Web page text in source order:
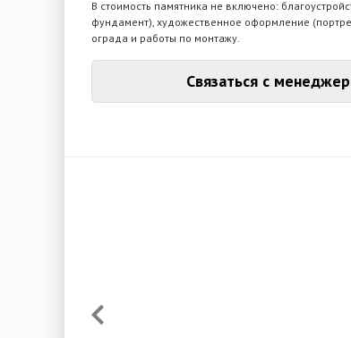
В стоимость памятника не включено:
фундамент), художественное оформление
ограда и работы по монтажу.
Связаться с